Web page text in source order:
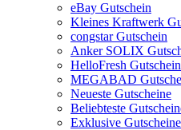
eBay Gutschein
Kleines Kraftwerk
congstar Gutschein
Anker SOLIX
HelloFresh Gutschein
MEGABAD
Neueste Gutscheine
Beliebteste
Exklusive Gutscheine